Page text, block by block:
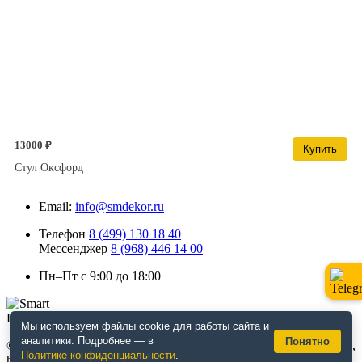
13000 ₽
Купить
Стул Оксфорд
Email: info@smdekor.ru
Телефон 8 (499) 130 18 40
Мессенджер 8 (968) 446 14 00
Пн–Пт с 9:00 до 18:00
© 2026 г. Москва. Дизайнерская мебель для кафе и ресторанов,
Мы используем файлы cookie для работы сайта и
аналитики. Подробнее — в
Политике конфиденциальности.
Понятно